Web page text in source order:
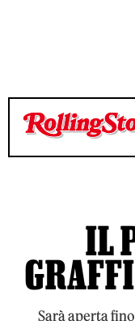
TEMPO DI LETTURA
TEMPO DI LETTURA
IL
Sarà aperta